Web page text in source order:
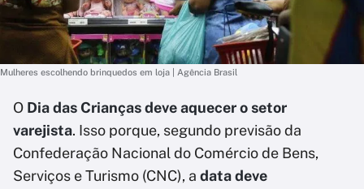
Mulheres escolhendo brinquedos em loja | Agência Brasil
O Dia das Crianças deve aquecer o setor
varejista. Isso porque, segundo previsão da
Confederação Nacional do Comércio de Bens,
Serviços e Turismo (CNC), a data deve